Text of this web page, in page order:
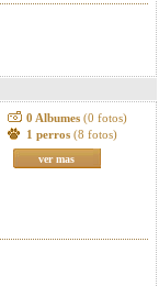
0 Albumes (0 fotos)
1 perros (8 fotos)
ver mas